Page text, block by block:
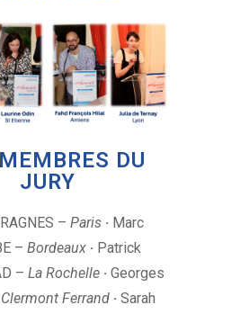
DU
JURY
– Paris · Marc
– Bordeaux · Patrick
– La Rochelle · Georges
Clermont Ferrand · Sarah